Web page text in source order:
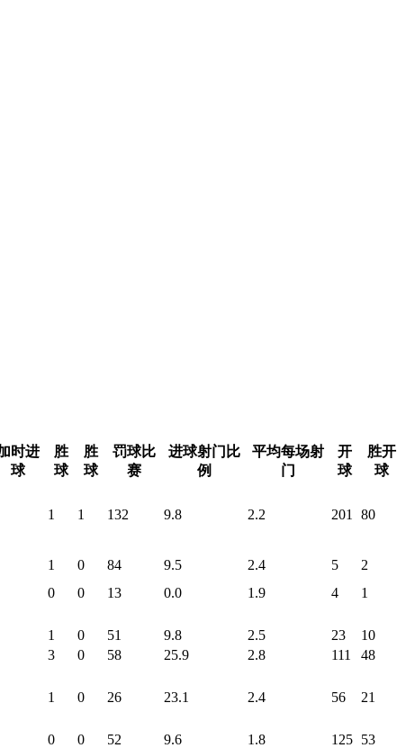
时进
球
胜
球
胜
球
罚球比
赛
进球射门比
例
平均每场射
门
开
球
胜开
球
1 1 132 9.8 2.2 201 80
1 0 84 9.5 2.4 5 2
0 0 13 0.0 1.9 4 1
1 0 51 9.8 2.5 23 10
3 0 58 25.9 2.8 111 48
1 0 26 23.1 2.4 56 21
0 0 52 9.6 1.8 125 53